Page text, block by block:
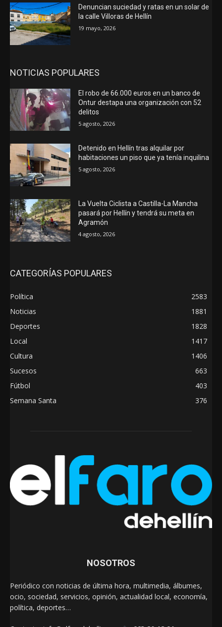
Denuncian suciedad y ratas en un solar de
la calle Villoras de Hellín
19 mayo, 2026
NOTICIAS POPULARES
El robo de 66.000 euros en un banco de
Ontur destapa una organización con 52
delitos
5 agosto, 2026
Detenido en Hellín tras alquilar por
habitaciones un piso que ya tenía inquilina
5 agosto, 2026
La Vuelta Ciclista a Castilla-La Mancha
pasará por Hellín y tendrá su meta en
Agramón
4 agosto, 2026
CATEGORÍAS POPULARES
Política
2583
Noticias
1881
Deportes
1828
Local
1417
Cultura
1406
Sucesos
663
Fútbol
403
Semana Santa
376
NOSOTROS
Periódico con noticias de última hora, multimedia, álbumes,
ocio, sociedad, servicios, opinión, actualidad local, economía,
política, deportes…